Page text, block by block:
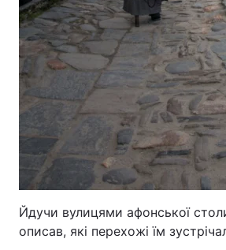
Цікавинки Погода
Екологія Регіони
Лонгріди
Відео з Youtube Статті
Інтерв'ю Думки
Вакансії
Контакти
Йдучи вулицями афонської
описав, які перехожі їм